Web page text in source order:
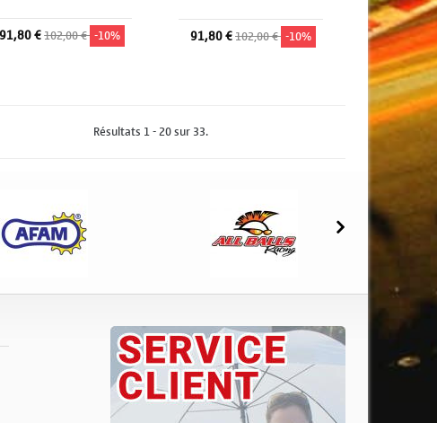
91,80 €102,00 € -10%
91,80 €102,00 € -10%
Résultats 1 - 20 sur 33.